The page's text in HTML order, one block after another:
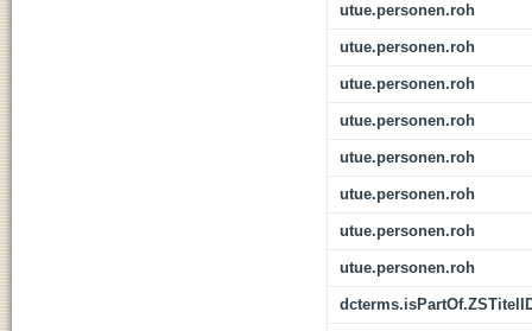
utue.personen.roh
utue.personen.roh
utue.personen.roh
utue.personen.roh
utue.personen.roh
utue.personen.roh
utue.personen.roh
utue.personen.roh